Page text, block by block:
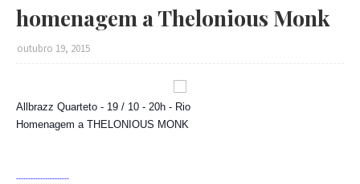
homenagem a Thelonious Monk
outubro 19, 2015
Allbrazz Quarteto - 19 / 10 - 20h - Rio
Homenagem a THELONIOUS MONK
----------------------